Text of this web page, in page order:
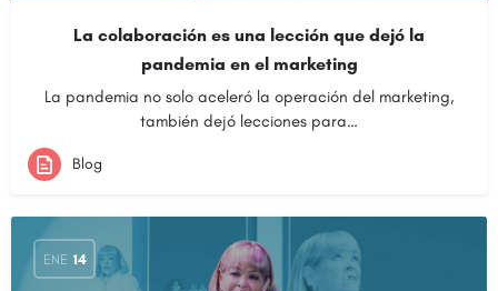
La colaboración es una lección que dejó la
pandemia en el marketing
La pandemia no solo aceleró la operación del marketing,
también dejó lecciones para…
Blog
ENE 14